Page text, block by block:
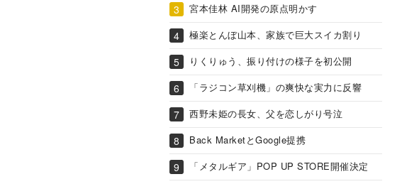
宮本佳林 AI開発の原点明かす
極楽とんぼ山本、家族で巨大スイカ割り
りくりゅう、振り付けの様子を初公開
「ラジコン草刈機」の爽快な実力に反響
西野未姫の長女、父を恋しがり号泣
Back MarketとGoogle提携
「メタルギア」POP UP STORE開催決定